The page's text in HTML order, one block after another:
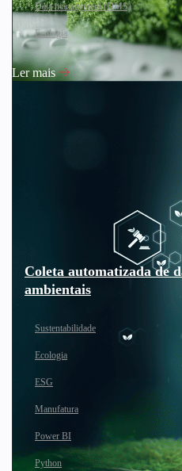
Data management (DMS)
Ecologia
Ler mais
Coleta automatizada de
ambientais
Sustentabilidade
Ecologia
ESG
Manufatura
Power BI
Python